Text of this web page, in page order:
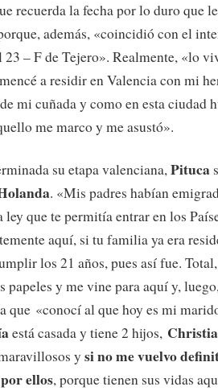
recuerda la fecha por lo duro que
además, «coincidió con el
23 – F de Tejero». Realmente, «lo
a residir en Valencia con mi
mi cuñada y como en esta ciudad
me marco y me asustó».
su etapa valenciana,Pituca
. «Mis padres habían
ley que te permitía entrar en los
aquí, si tu familia ya era
los 21 años, pues así fue.
papeles y me vine para aquí y,
que «conocí al que hoy es mi
está casada y tiene 2 hijos,
y si no me vuelvo
ellos, porque tienen sus vidas